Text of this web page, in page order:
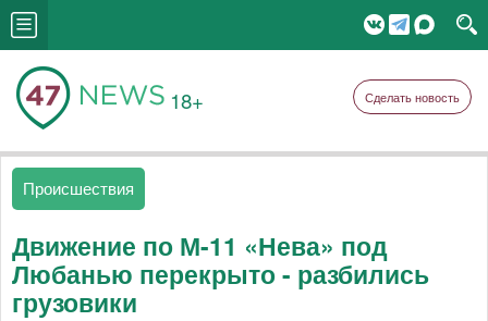
18+ Сделать новость
Происшествия
Движение по М-11 «Нева» под
Любанью перекрыто - разбились
грузовики